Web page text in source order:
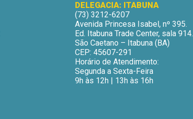
DELEGACIA: ITABUNA
(73) 3212-6207
Avenida Princesa Isabel, nº 395.
Ed. Itabuna Trade Center, sala 914.
São Caetano – Itabuna (BA)
CEP: 45607-291
Horário de Atendimento:
Segunda a Sexta-Feira
9h às 12h | 13h às 16h